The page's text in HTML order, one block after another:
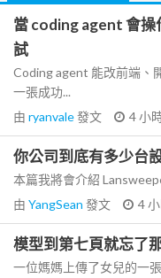
當 coding agent 會操
試
Coding agent 能改前端、
一張成功...
由 ryanvale發文 4 小
你公司到底有多少台
本篇我將會介紹
由 YangSean 發文 4
模型到第七頁就忘了
一位媽媽上傳了女兒的一